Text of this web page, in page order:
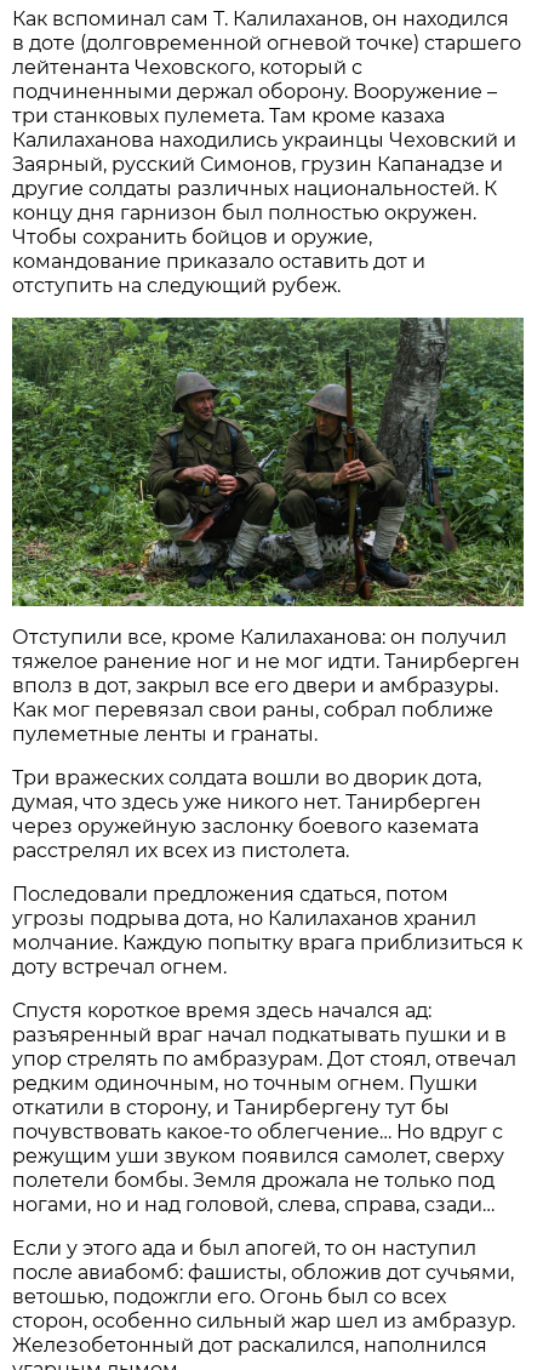
Как вспоминал сам Т. Калилаханов, он находился
в доте (долговременной огневой точке) старшего
лейтенанта Чеховского, который с
подчиненными держал оборону. Вооружение –
три станковых пулемета. Там кроме казаха
Калилаханова находились украинцы Чеховский и
Заярный, русский Симонов, грузин Капанадзе и
другие солдаты различных национальностей. К
концу дня гарнизон был полностью окружен.
Чтобы сохранить бойцов и оружие,
командование приказало оставить дот и
отступить на следующий рубеж.
Отступили все, кроме Калилаханова: он получил
тяжелое ранение ног и не мог идти. Танирберген
вполз в дот, закрыл все его двери и амбразуры.
Как мог перевязал свои раны, собрал поближе
пулеметные ленты и гранаты.
Три вражеских солдата вошли во дворик дота,
думая, что здесь уже никого нет. Танирберген
через оружейную заслонку боевого каземата
расстрелял их всех из пистолета.
Последовали предложения сдаться, потом
угрозы подрыва дота, но Калилаханов хранил
молчание. Каждую попытку врага приблизиться к
доту встречал огнем.
Спустя короткое время здесь начался ад:
разъяренный враг начал подкатывать пушки и в
упор стрелять по амбразурам. Дот стоял, отвечал
редким одиночным, но точным огнем. Пушки
откатили в сторону, и Танирбергену тут бы
почувствовать какое-то облегчение… Но вдруг с
режущим уши звуком появился самолет, сверху
полетели бомбы. Земля дрожала не только под
ногами, но и над головой, слева, справа, сзади…
Если у этого ада и был апогей, то он наступил
после авиабомб: фашисты, обложив дот сучьями,
ветошью, подожгли его. Огонь был со всех
сторон, особенно сильный жар шел из амбразур.
Железобетонный дот раскалился, наполнился